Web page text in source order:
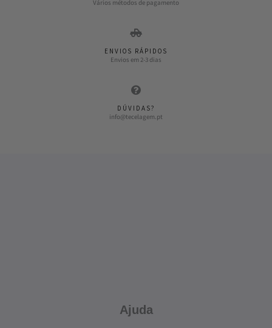
Vários métodos de pagamento
ENVIOS RÁPIDOS
Envios em 2-3 dias
DÚVIDAS?
info@tecelagem.pt
Ajuda